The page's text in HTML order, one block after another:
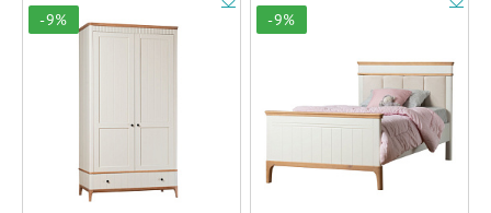
-9% -9%